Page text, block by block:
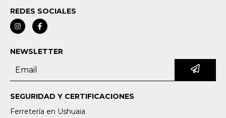
REDES SOCIALES
NEWSLETTER
SEGURIDAD Y CERTIFICACIONES
Ferretería en Ushuaia